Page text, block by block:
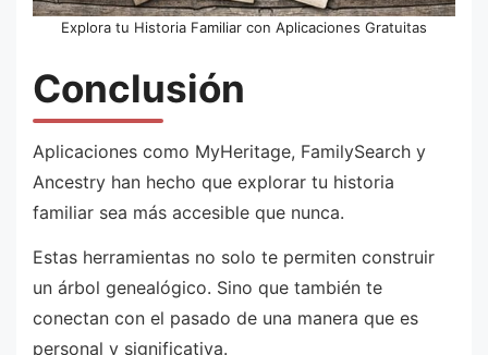
Explora tu Historia Familiar con Aplicaciones Gratuitas
Conclusión
Aplicaciones como MyHeritage, FamilySearch y
Ancestry han hecho que explorar tu historia
familiar sea más accesible que nunca.
Estas herramientas no solo te permiten construir
un árbol genealógico. Sino que también te
conectan con el pasado de una manera que es
personal y significativa.